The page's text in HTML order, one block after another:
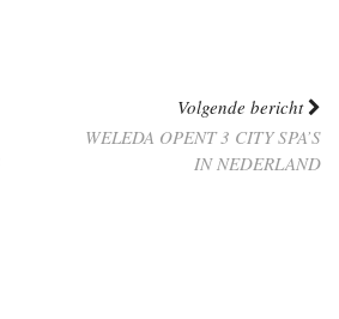
Volgende bericht
WELEDA OPENT 3 CITY SPA’S
IN NEDERLAND